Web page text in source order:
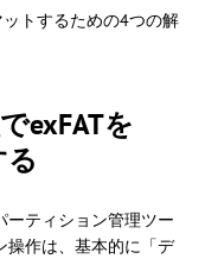
トするための4つの解
exFATを
ーティション管理ツー
操作は、基本的に「デ